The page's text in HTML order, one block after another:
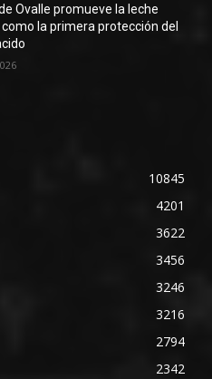
Ovalle promueve la leche
la primera protección del
10845
4201
3622
3456
3246
3216
2794
2342